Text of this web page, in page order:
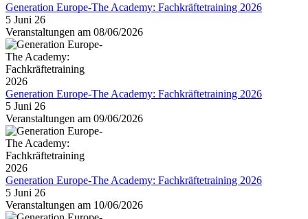
Generation Europe-The Academy: Fachkräftetraining 2026
5 Juni 26
Veranstaltungen am 08/06/2026
Generation Europe-The Academy: Fachkräftetraining 2026
5 Juni 26
Veranstaltungen am 09/06/2026
Generation Europe-The Academy: Fachkräftetraining 2026
5 Juni 26
Veranstaltungen am 10/06/2026